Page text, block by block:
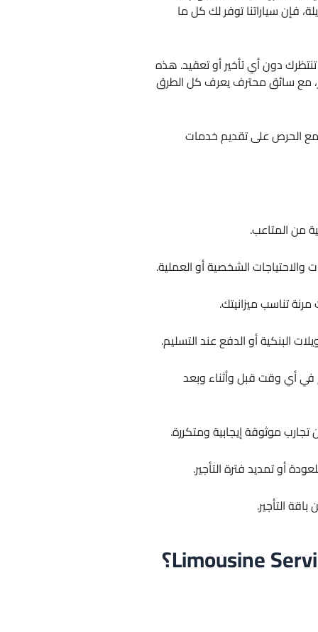
فإن سياراتنا توفر لك كل ما
دون أي تأخير أو تعقيد. هذه
مع سائق محترف يعرف كل الطرق
مع الحرص على تقديم خدمات
من المتاعب.
الشخصية أو العملية.
تناسب ميزانيتك.
البنكية أو الدفع عند التسليم.
في أي وقت قبل وأثناء وبعد
موثوقة إيجابية ومتكررة.
أو تمديد فترة التأجير.
التأجير.